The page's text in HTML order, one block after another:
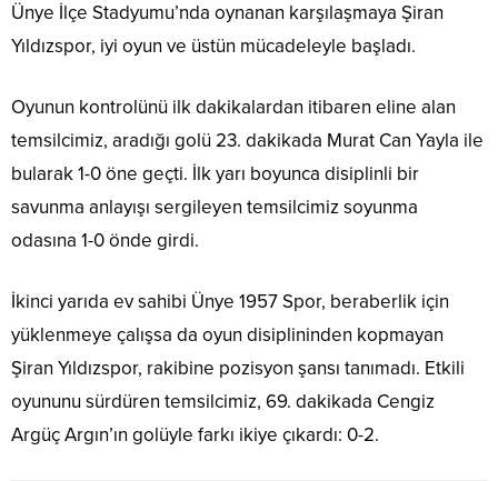
Ünye İlçe Stadyumu’nda oynanan karşılaşmaya Şiran
Yıldızspor, iyi oyun ve üstün mücadeleyle başladı.
Oyunun kontrolünü ilk dakikalardan itibaren eline alan
temsilcimiz, aradığı golü 23. dakikada Murat Can Yayla ile
bularak 1-0 öne geçti. İlk yarı boyunca disiplinli bir
savunma anlayışı sergileyen temsilcimiz soyunma
odasına 1-0 önde girdi.
İkinci yarıda ev sahibi Ünye 1957 Spor, beraberlik için
yüklenmeye çalışsa da oyun disiplininden kopmayan
Şiran Yıldızspor, rakibine pozisyon şansı tanımadı. Etkili
oyununu sürdüren temsilcimiz, 69. dakikada Cengiz
Argüç Argın’ın golüyle farkı ikiye çıkardı: 0-2.